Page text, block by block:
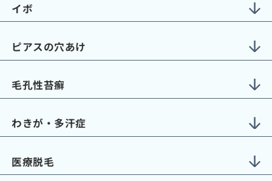
イボ
ピアスの穴あけ
毛孔性苔癬
わきが・多汗症
医療脱毛